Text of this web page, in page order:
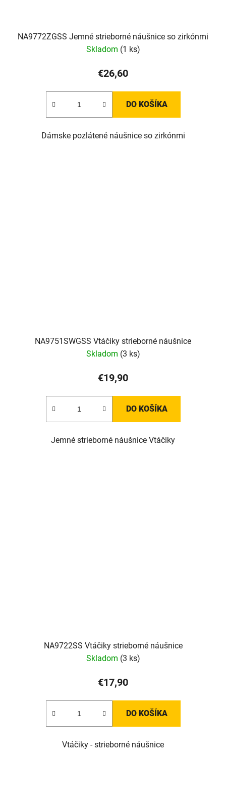
NA9772ZGSS Jemné strieborné náušnice so zirkónmi
Skladom (1 ks)
€26,60
DO KOŠÍKA
Dámske pozlátené náušnice so zirkónmi
NA9751SWGSS Vtáčiky strieborné náušnice
Skladom (3 ks)
€19,90
DO KOŠÍKA
Jemné strieborné náušnice Vtáčiky
NA9722SS Vtáčiky strieborné náušnice
Skladom (3 ks)
€17,90
DO KOŠÍKA
Vtáčiky - strieborné náušnice